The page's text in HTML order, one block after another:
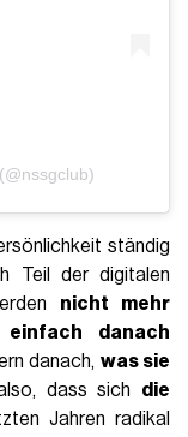
ständig
Teil der digitalen
nicht mehr
danach
danach, was sie
dass sich die
Jahren radikal